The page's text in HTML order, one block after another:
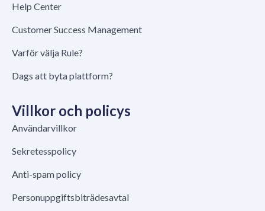
Help Center
Customer Success Management
Varför välja Rule?
Dags att byta plattform?
Villkor och policys
Användarvillkor
Sekretesspolicy
Anti-spam policy
Personuppgiftsbiträdesavtal